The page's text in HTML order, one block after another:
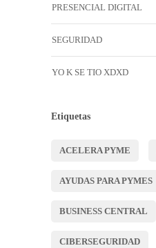
PRESENCIAL DIGITAL
SEGURIDAD
YO K SE TIO XDXD
Etiquetas
ACELERA PYME
AYUDAS PARA PYMES
BUSINESS CENTRAL
CIBERSEGURIDAD